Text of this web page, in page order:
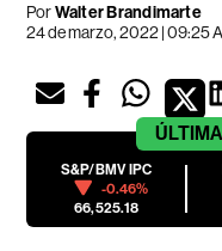
PorWalter Brandimarte
24 de marzo, 2022 | 09:25
S&P/BMV IPC
-0.46%
66,525.18